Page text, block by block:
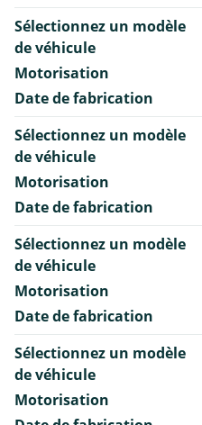
Sélectionnez un modèle
de véhicule
Motorisation
Date de fabrication
Sélectionnez un modèle
de véhicule
Motorisation
Date de fabrication
Sélectionnez un modèle
de véhicule
Motorisation
Date de fabrication
Sélectionnez un modèle
de véhicule
Motorisation